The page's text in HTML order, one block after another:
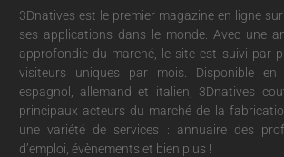
3Dnatives est le premier magazine en ligne
ses applications dans le monde. Avec une
approfondie du marché, le site est suivi par
visiteurs uniques par mois. Disponible en
espagnol, allemand et italien, 3Dnatives
principaux acteurs du marché de la
une variété de services : annuaire des
d’emploi, évènements et bien plus !